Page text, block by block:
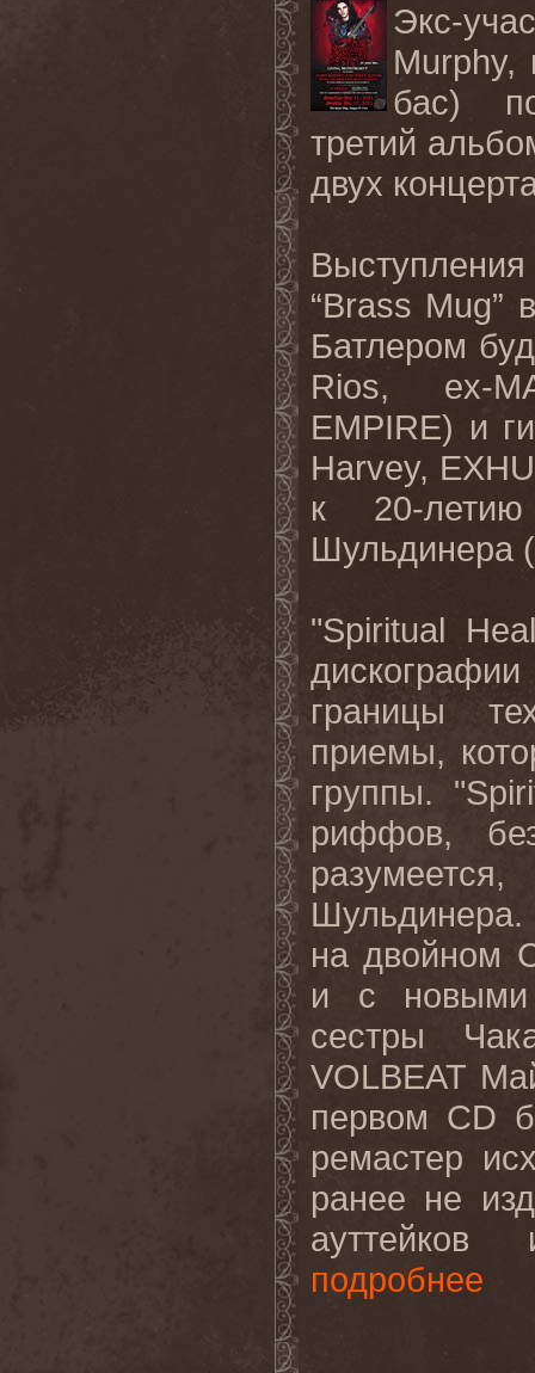
Экс-
Murphy,
бас)
третий
двух
“Brass Mug”
Батлером
Rios, ex-
EMPIRE) и
Harvey,
к 20-
Шульдинера (
"Spiritual
дискографии
границы
приемы,
группы. "
риффов,
на двойном
и с новыми
сестры
VOLBEAT
первом CD
ремастер
ранее не
ауттейков
подробнее